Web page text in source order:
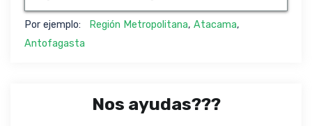
Por ejemplo: Región Metropolitana, Atacama,
Antofagasta
Nos ayudas???